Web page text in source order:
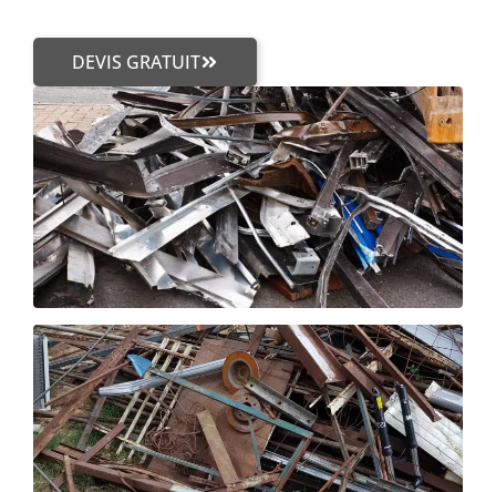
DEVIS GRATUIT